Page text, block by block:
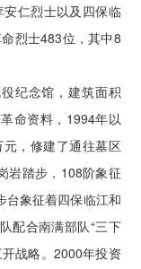
仁烈士以及四保临
烈士483位，其中8
纪念馆，建筑面积
命资料，1994年以
，修建了通往墓区
岩踏步，108阶象征
台象征着四保临江和
配合南满部队“三下
战略。2000年投资